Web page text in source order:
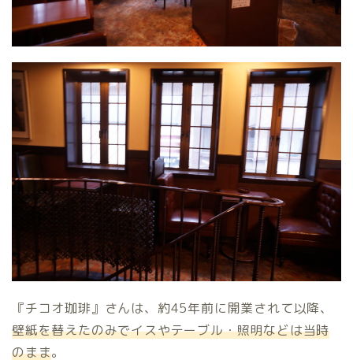
『チコオ珈琲』さんは、約45年前に開業されて以降、
壁紙を替えたのみでイスやテーブル・照明などは当時
のまま。